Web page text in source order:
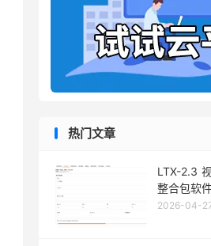
热门文章
LTX-2.3
整合包软
2026-04-